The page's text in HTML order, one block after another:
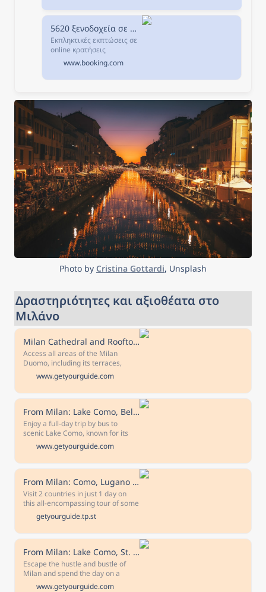
5620 ξενοδοχεία σε Μιλάνο, Ιταλία.
Εκπληκτικές εκπτώσεις σε
online κρατήσεις
ξενοδοχείων σε Μιλάνο,
Ιταλία. Διαθεσιμότητα και
εξαιρετικές τιμές.
τη διαμονή σας.
www.booking.com
Photo by Cristina Gottardi, Unsplash
Δραστηριότητες και αξιοθέατα στo
Μιλάνο
Milan Cathedral and Rooftop Ticket
Access all areas of the Milan
Duomo, including its terraces,
cathedral, museum and
archaeological area. Marvel at the
stained glass windows and visit the
Church of St. Gottardo in Corte.
Free cancellation Cancel up to 24
hours in advance to receive a full
refund Valid 3 days Check
availability to see starting times.
www.getyourguide.com
From Milan: Lake Como, Bellagio, and Varenna Day Tour
Enjoy a full-day trip by bus to
scenic Lake Como, known for its
beautiful villas and gardens, and to
the colorful villages of Bellagio and
Varenna. Enjoy a walking tour in
Como Take in the sights from a
lake cruise by private boat Explore
the villages of Bellagio and
Varenna Enjoy a memorable full-
day trip by luxury bus to Lake
Como, world famous for its
www.getyourguide.com
From Milan: Como, Lugano and Bellagio Exclusive Boat Cruise
Visit 2 countries in just 1 day on
this all-encompassing tour of some
beautiful lakes and villages in
Switzerland and Italy. Enjoy an
exclusive boat cruise taking in the
sights of Lake Como.
getyourguide.tp.st
From Milan: Lake Como, St. Moritz & Bernina Train Day Trip
Escape the hustle and bustle of
Milan and spend the day on a
scenic coach trip to Lake Como and
www.getyourguide.com